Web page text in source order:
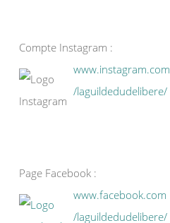
Compte Instagram :
www.instagram.com
/laguildedudelibere/
Page Facebook :
www.facebook.com
/laguildedudelibere/